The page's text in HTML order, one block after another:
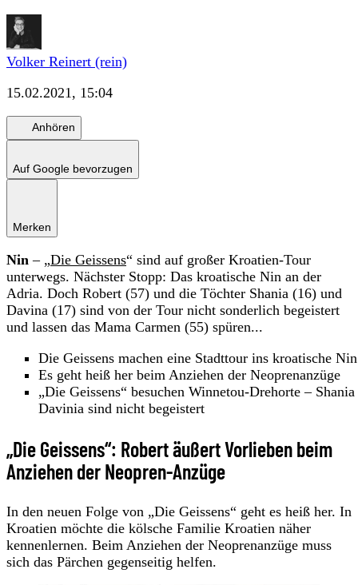
Volker Reinert (rein)
15.02.2021, 15:04
Anhören
Auf Google bevorzugen
Merken
Nin – „Die Geissens“ sind auf großer Kroatien-Tour
unterwegs. Nächster Stopp: Das kroatische Nin an der
Adria. Doch Robert (57) und die Töchter Shania (16) und
Davina (17) sind von der Tour nicht sonderlich begeistert
und lassen das Mama Carmen (55) spüren...
Die Geissens machen eine Stadttour ins kroatische Nin
Es geht heiß her beim Anziehen der Neoprenanzüge
„Die Geissens“ besuchen Winnetou-Drehorte –
Davinia sind nicht begeistert
„Die Geissens“: Robert äußert Vorlieben beim
Anziehen der Neopren-Anzüge
In den neuen Folge von „Die Geissens“ geht es heiß her. In
Kroatien möchte die kölsche Familie Kroatien näher
kennenlernen. Beim Anziehen der Neoprenanzüge muss
sich das Pärchen gegenseitig helfen.